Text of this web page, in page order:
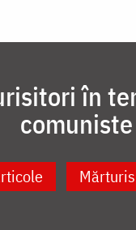
în
comuniste